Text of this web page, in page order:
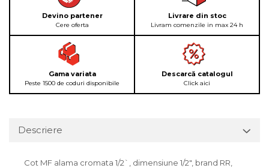
Devino partener
Cere oferta
Livrare din stoc
Livram comenzile in max 24 h
Gama variata
Peste 1500 de coduri disponibile
Descarcă catalogul
Click aici
Descriere
Cot MF alama cromata 1/2`, dimensiune 1/2", brand RR,